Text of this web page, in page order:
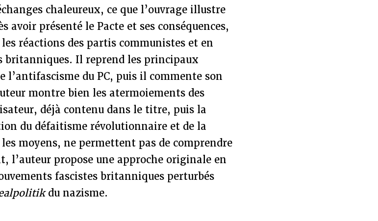
chaleureux, ce que l’ouvrage illustre
avoir présenté le Pacte et ses conséquences,
réactions des partis communistes et en
britanniques. Il reprend les principaux
l’antifascisme du PC, puis il commente son
montre bien les atermoiements des
déjà contenu dans le titre, puis la
du défaitisme révolutionnaire et de la
moyens, ne permettent pas de comprendre
l’auteur propose une approche originale en
fascistes britanniques perturbés
du nazisme.